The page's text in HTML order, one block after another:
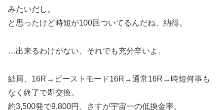
みたいだし。
と思ったけど時短が100回ついてるんだね、納得。
…出来るわけがない、それでも充分辛いよ。
結局、16R→ビーストモード16R→通常16R→時短何事も
なく終了で即交換。
約3,500発で9,800円、さすが宇宙一の低換金率。